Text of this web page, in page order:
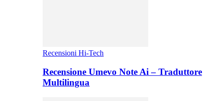
Recensioni Hi-Tech
Recensione Umevo Note Ai – Traduttore
Multilingua